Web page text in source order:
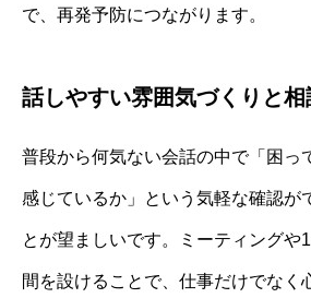
で、再発予防につながります。
話しやすい雰囲気づくりと
普段から何気ない会話の中で「困っ
感じているか」という気軽な確認が
とが望ましいです。ミーティングや
間を設けることで、仕事だけでなく